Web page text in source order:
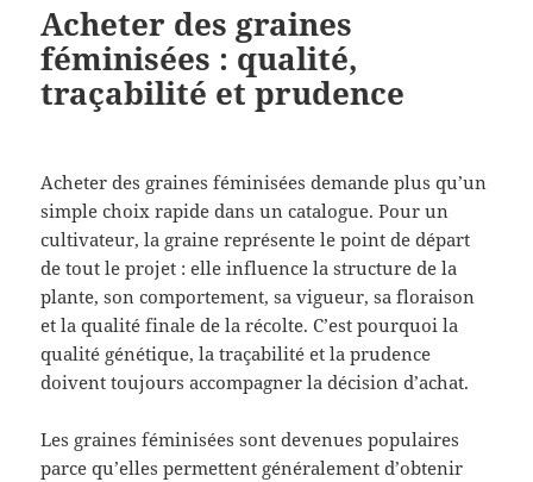
Acheter des graines
féminisées : qualité,
traçabilité et prudence
Acheter des graines féminisées demande plus qu’un
simple choix rapide dans un catalogue. Pour un
cultivateur, la graine représente le point de départ
de tout le projet : elle influence la structure de la
plante, son comportement, sa vigueur, sa floraison
et la qualité finale de la récolte. C’est pourquoi la
qualité génétique, la traçabilité et la prudence
doivent toujours accompagner la décision d’achat.
Les graines féminisées sont devenues populaires
parce qu’elles permettent généralement d’obtenir